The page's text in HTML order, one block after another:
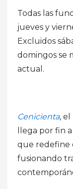
Todas las
jueves y
Excluidos
domingos se
actual.
Cenicienta,
llega por fin
que redefine
fusionando